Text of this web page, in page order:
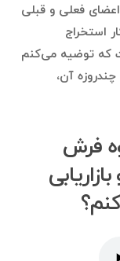
اعضای فعلی و قبلی
استخراج
که توضیه می‌کنم
آن،
فرش